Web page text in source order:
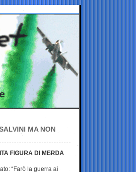
MA NON
FIGURA DI MERDA
“Farò la guerra ai